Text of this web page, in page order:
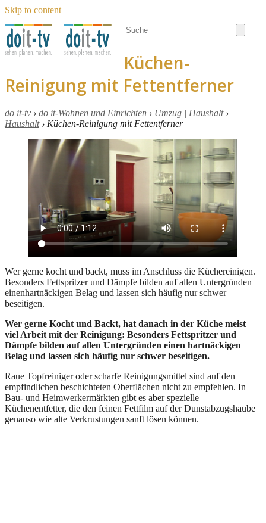
Skip to content
Open
mobile
Close
mobile
Search
Küchen-
Reinigung mit Fettentferner
do it-tv › do it-Wohnen und Einrichten › Umzug | Haushalt›
Haushalt› Küchen-Reinigung mit Fettentferner
Wer gerne kocht und backt, muss im Anschluss die Küchereinigen.
Besonders Fettspritzer und Dämpfe bilden auf allen Untergründen
einenhartnäckigen Belag und lassen sich häufig nur schwer
beseitigen.
Wer gerne Kocht und Backt, hat danach in der Küche meist
viel Arbeit mit der Reinigung: Besonders Fettspritzer und
Dämpfe bilden auf allen Untergründen einen hartnäckigen
Belag und lassen sich häufig nur schwer beseitigen.
Raue Topfreiniger oder scharfe Reinigungsmittel sind auf den
empfindlichen beschichteten Oberflächen nicht zu empfehlen. In
Bau- und Heimwerkermärkten gibt es aber spezielle
Küchenentfetter, die den feinen Fettfilm auf der Dunstabzugshaube
genauso wie alte Verkrustungen sanft lösen können.